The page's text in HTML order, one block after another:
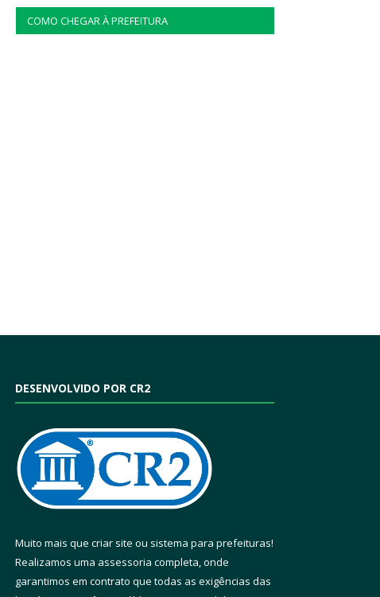
COMO CHEGAR À PREFEITURA
DESENVOLVIDO POR CR2
Muito mais que criar site ou sistema para prefeituras!
Realizamos uma assessoria completa, onde
garantimos em contrato que todas as exigências das